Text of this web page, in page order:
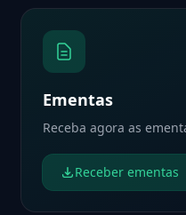
Ementas
Receba agora as
Receber ementas